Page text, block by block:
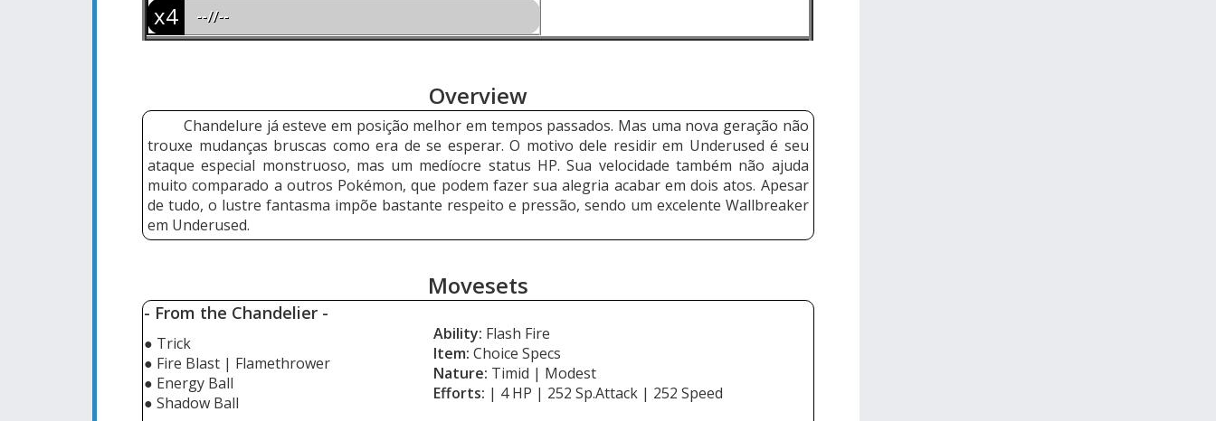
x4 --//--
Overview
Chandelure já esteve em posição melhor em tempos passados. Mas uma nova geração não
trouxe mudanças bruscas como era de se esperar. O motivo dele residir em Underused é seu
ataque especial monstruoso, mas um medíocre status HP. Sua velocidade também não ajuda
muito comparado a outros Pokémon, que podem fazer sua alegria acabar em dois atos. Apesar
de tudo, o lustre fantasma impõe bastante respeito e pressão, sendo um excelente Wallbreaker
em Underused.
Movesets
- From the Chandelier -
● Trick
● Fire Blast | Flamethrower
● Energy Ball
● Shadow Ball
Ability: Flash Fire
Item: Choice Specs
Nature: Timid | Modest
Efforts: | 4 HP | 252 Sp.Attack | 252 Speed